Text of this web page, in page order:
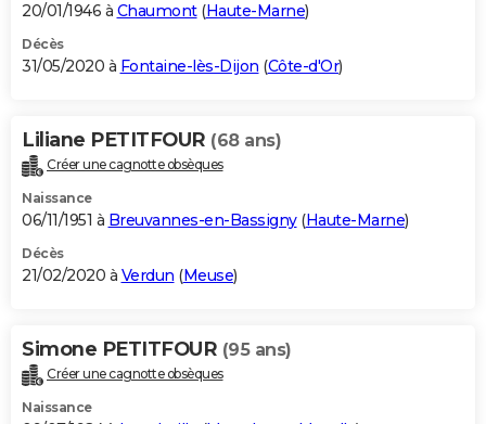
20/01/1946 à Chaumont(Haute-Marne)
Décès
31/05/2020 à Fontaine-lès-Dijon (Côte-d'Or)
Liliane PETITFOUR (68 ans)
Créer une cagnotte obsèques
Naissance
06/11/1951 à Breuvannes-en-Bassigny(Haute-Marne)
Décès
21/02/2020 à Verdun (Meuse)
Simone PETITFOUR (95 ans)
Créer une cagnotte obsèques
Naissance